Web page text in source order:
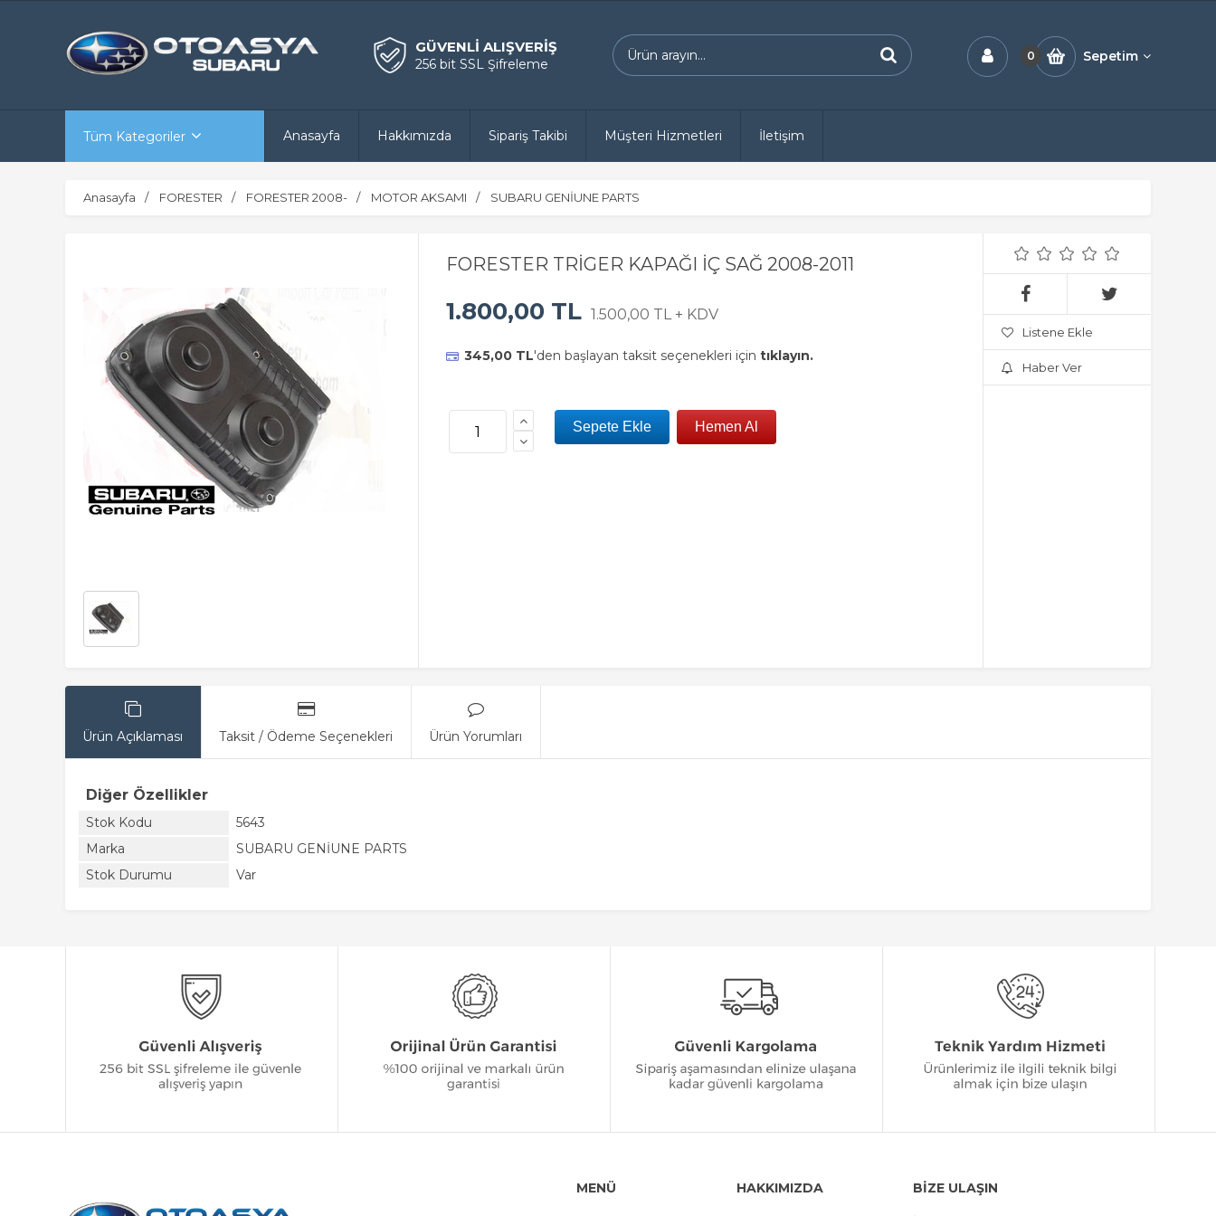
GÜVENLİ ALIŞVERİŞ
256 bit SSL Şifreleme
0 Sepetim
Tüm Kategoriler Anasayfa Hakkımızda Sipariş Takibi Müşteri Hizmetleri İletişim
Anasayfa FORESTER FORESTER 2008- MOTOR AKSAMI SUBARU GENİUNE PARTS
FORESTER TRİGER KAPAĞI İÇ SAĞ 2008-2011
1.800,00 TL 1.500,00 TL + KDV
345,00 TL'den başlayan taksit seçenekleri için tıklayın.
Listene Ekle
Haber Ver
Ürün Açıklaması Taksit / Ödeme Seçenekleri Ürün Yorumları
Diğer Özellikler
Stok Kodu
5643
Marka
SUBARU GENİUNE PARTS
Stok Durumu
Var
MENÜ HAKKIMIZDA BİZE ULAŞIN